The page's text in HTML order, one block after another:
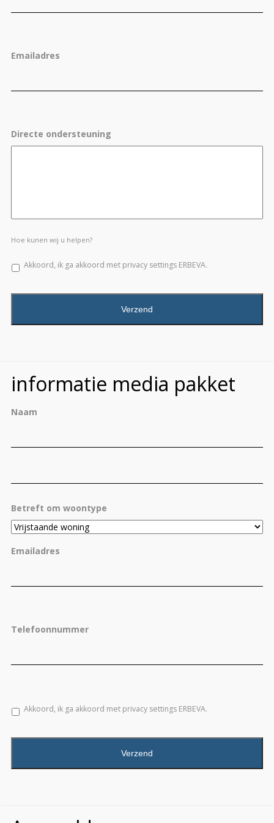
Emailadres
Directe ondersteuning
Hoe kunen wij u helpen?
Akkoord, ik ga akkoord met privacy settings ERBEVA.
informatie media pakket
Naam
Betreft om woontype
Emailadres
Telefoonnummer
Akkoord, ik ga akkoord met privacy settings ERBEVA.